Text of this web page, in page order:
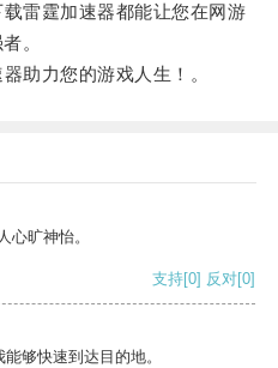
雷霆加速器都能让您在网游
。
力您的游戏人生！。
心旷神怡。
支持[0] 反对[0]
够快速到达目的地。